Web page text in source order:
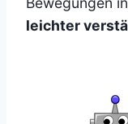
leichter